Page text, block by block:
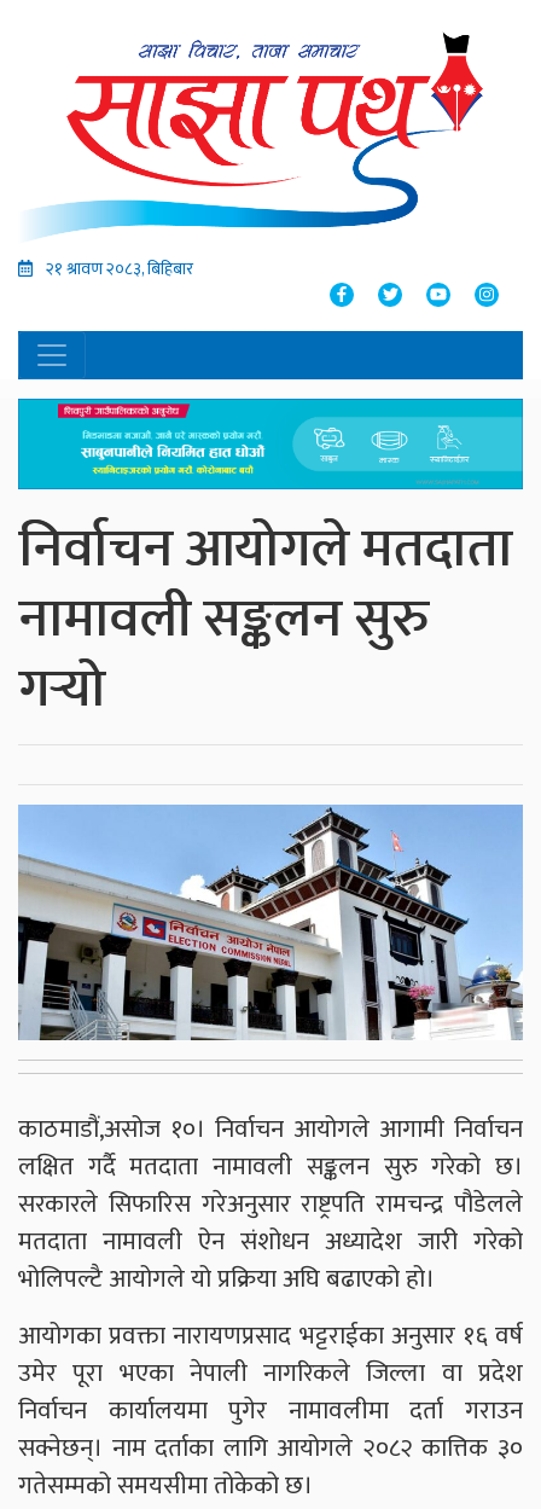
२१ श्रावण २०८३, बिहिबार
निर्वाचन आयोगले मतदाता
नामावली सङ्कलन सुरु
गर्‍यो
काठमाडौं,असोज १०। निर्वाचन आयोगले आगामी निर्वाचन
लक्षित गर्दै मतदाता नामावली सङ्कलन सुरु गरेको छ।
सरकारले सिफारिस गरेअनुसार राष्ट्रपति रामचन्द्र पौडेलले
मतदाता नामावली ऐन संशोधन अध्यादेश जारी गरेको
भोलिपल्टै आयोगले यो प्रक्रिया अघि बढाएको हो।
आयोगका प्रवक्ता नारायणप्रसाद भट्टराईका अनुसार १६ वर्ष
उमेर पूरा भएका नेपाली नागरिकले जिल्ला वा प्रदेश
निर्वाचन कार्यालयमा पुगेर नामावलीमा दर्ता गराउन
सक्नेछन्। नाम दर्ताका लागि आयोगले २०८२ कात्तिक ३०
गतेसम्मको समयसीमा तोकेको छ।